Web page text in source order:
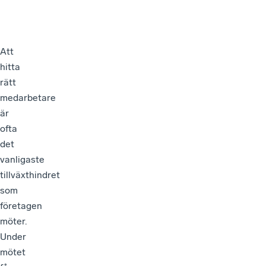
Att
hitta
rätt
medarbetare
är
ofta
det
vanligaste
tillväxthindret
som
företagen
möter.
Under
mötet